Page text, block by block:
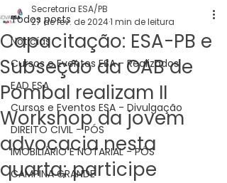
Todos posts
Noticías
Cursos e Eventos ESA - Realizados
EAD ESA
Cursos e Eventos ESA - Divulgação
DIREITO CIVIL - PÓS
IMOBILIÁRIO E NOTARIAL - PÓS
CAMPINA GRANDE
Capacitação: ESA-PB e
Subseção da OAB de
Pombal realizam II
Workshop da jovem
advocacia nesta
quarta; participe
Secretaria ESA/PB
27 de fev. de 20241 min de leitura